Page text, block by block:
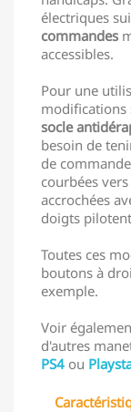
électriques
commandes
accessibles.
Pour une
modifications
socle
besoin de
de
courbées
accrochées
doigts
Toutes ces
boutons à
exemple.
Voir
d'autres
PS4 ou